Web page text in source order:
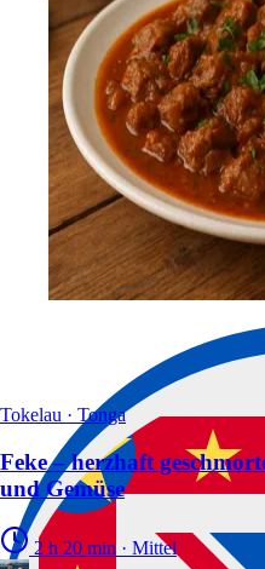
Tokelau · Tonga
Feke – herzhaft
und Gemüse
2 h 20 min · Mittel